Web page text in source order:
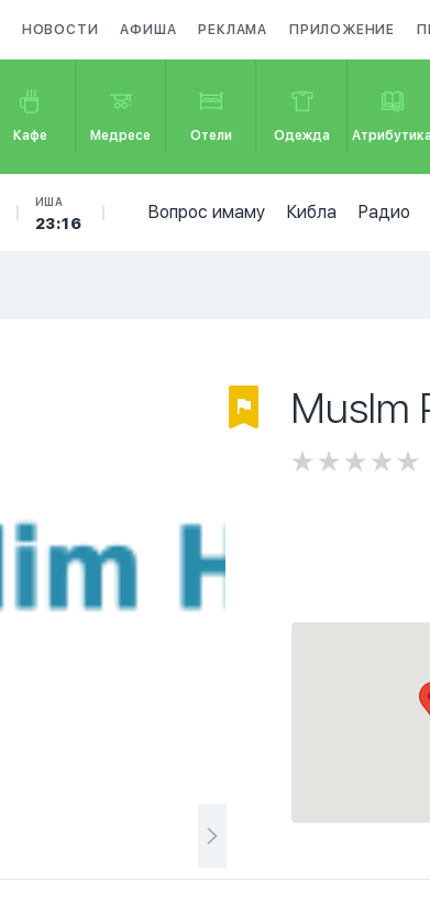
НОВОСТИ АФИША РЕКЛАМА ПРИЛОЖЕНИЕ
Кафе Медресе Отели Одежда Атрибутика
ИША
23:16
Вопрос имаму Кибла Радио
Muslm